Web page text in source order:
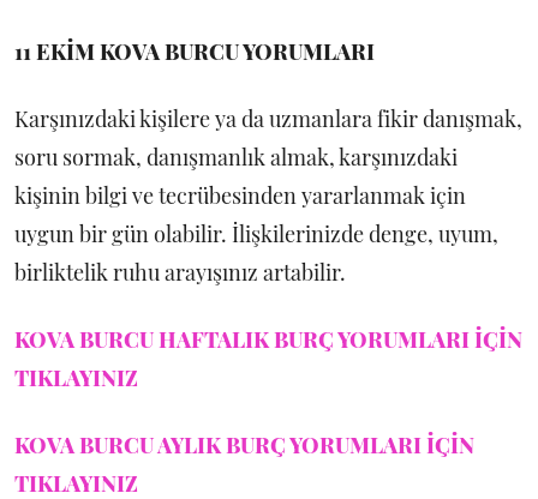
11 EKİMKOVA BURCU YORUMLARI
Karşınızdaki kişilere ya da uzmanlara fikir danışmak,
soru sormak, danışmanlık almak, karşınızdaki
kişinin bilgi ve tecrübesinden yararlanmak için
uygun bir gün olabilir. İlişkilerinizde denge, uyum,
birliktelik ruhu arayışınız artabilir.
KOVA BURCU HAFTALIK BURÇ YORUMLARI İÇİN
TIKLAYINIZ
KOVA BURCU AYLIK BURÇ YORUMLARI İÇİN
TIKLAYINIZ